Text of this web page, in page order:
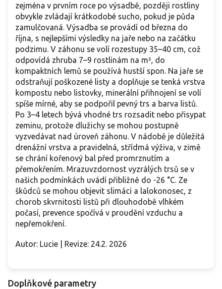
zejména v prvním roce po výsadbě, později rostliny
obvykle zvládají krátkodobé sucho, pokud je půda
zamulčovaná. Výsadba se provádí od března do
října, s nejlepšími výsledky na jaře nebo na začátku
podzimu. V záhonu se volí rozestupy 35–40 cm, což
odpovídá zhruba 7–9 rostlinám na m², do
kompaktních lemů se používá hustší spon. Na jaře se
odstraňují poškozené listy a doplňuje se tenká vrstva
kompostu nebo listovky, minerální přihnojení se volí
spíše mírné, aby se podpořil pevný trs a barva listů.
Po 3–4 letech bývá vhodné trs rozsadit nebo přisypat
zeminu, protože dlužichy se mohou postupně
vyzvedávat nad úroveň záhonu. V nádobě je důležitá
drenážní vrstva a pravidelná, střídmá výživa, v zimě
se chrání kořenový bal před promrznutím a
přemokřením. Mrazuvzdornost vyzrálých trsů se v
našich podmínkách uvádí přibližně do -26 °C. Ze
škůdců se mohou objevit slimáci a lalokonosec, z
chorob skvrnitosti listů při dlouhodobě vlhkém
počasí, prevence spočívá v proudění vzduchu a
nepřemokření.
Autor: Lucie | Revize: 24.2. 2026
Doplňkové parametry